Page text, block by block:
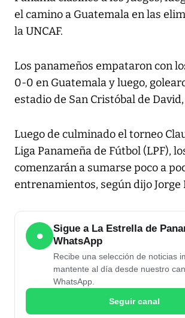
el camino a Guatemala en las
la UNCAF.
Los panameños empataron con
0-0 en Guatemala y luego,
estadio de San Cristóbal de
Luego de culminado el torneo
Liga Panameña de Fútbol (LPF),
comenzarán a sumarse poco a
entrenamientos, según dijo Jorge
●
Sigue a La Estrella de
WhatsApp
Recibe una selección de noticias
mantente al día desde nuestro
WhatsApp.
Seguir canal